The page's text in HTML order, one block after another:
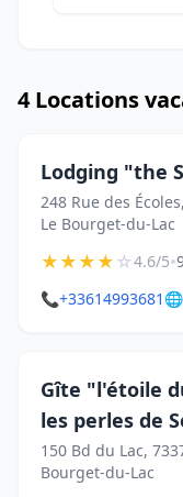
4 Locations
Lodging "the
248 Rue des
Le Bourget-du-Lac
★★★★☆4.6/5•
📞+33614993681 🌐
Gîte "l'étoile
les perles de
150 Bd du Lac,
Bourget-du-Lac